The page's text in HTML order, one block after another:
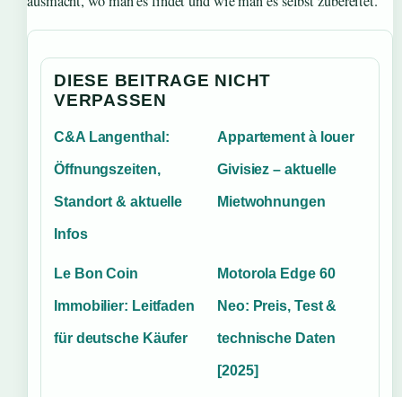
DIESE BEITRAGE NICHT
VERPASSEN
C&A Langenthal:
Öffnungszeiten,
Standort & aktuelle
Infos
Appartement à louer
Givisiez – aktuelle
Mietwohnungen
Le Bon Coin
Immobilier: Leitfaden
für deutsche Käufer
Motorola Edge 60
Neo: Preis, Test &
technische Daten
[2025]